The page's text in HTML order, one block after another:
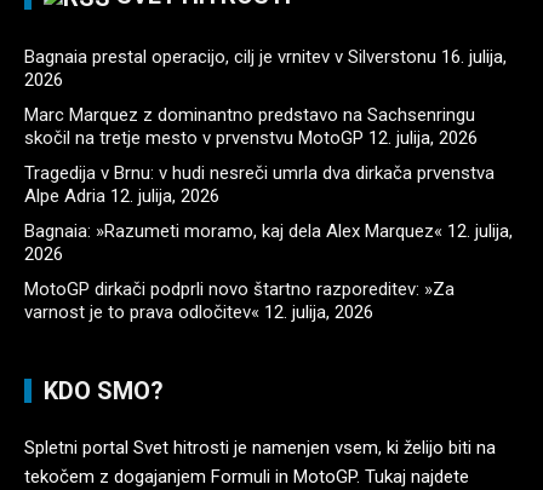
Bagnaia prestal operacijo, cilj je vrnitev v Silverstonu 16. julija,
2026
Marc Marquez z dominantno predstavo na Sachsenringu
skočil na tretje mesto v prvenstvu MotoGP 12. julija, 2026
Tragedija v Brnu: v hudi nesreči umrla dva dirkača prvenstva
Alpe Adria 12. julija, 2026
Bagnaia: »Razumeti moramo, kaj dela Alex Marquez« 12. julija,
2026
MotoGP dirkači podprli novo štartno razporeditev: »Za
varnost je to prava odločitev« 12. julija, 2026
KDO SMO?
Spletni portal Svet hitrosti je namenjen vsem, ki želijo biti na
tekočem z dogajanjem Formuli in MotoGP. Tukaj najdete